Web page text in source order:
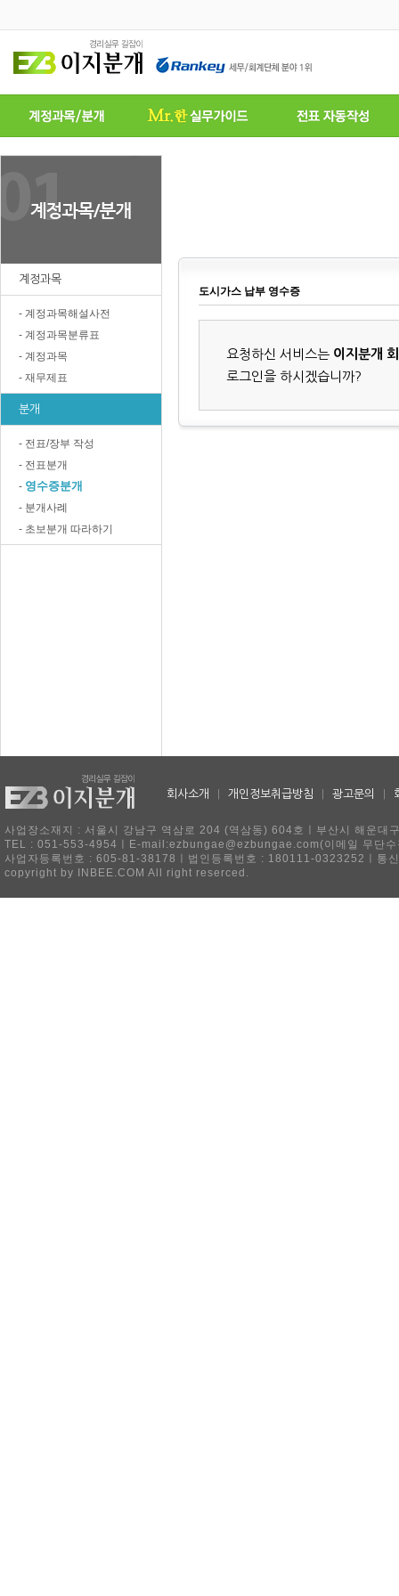
계정과목
- 계정과목해설사전
- 계정과목분류표
- 계정과목
- 재무제표
분개
- 전표/장부 작성
- 전표분개
- 영수증분개
- 분개사례
- 초보분개 따라하기
도시가스 납부 영수증
요청하신 서비스는 이지분개
로그인을 하시겠습니까?
회사소개 개인정보취급방침 광고문의
사업장소재지 : 서울시 강남구 역삼로 204 (역삼동) 604호ㅣ부산시 해운
TEL : 051-553-4954ㅣE-mail:ezbungae@ezbungae.com(이메일 무단수
사업자등록번호 : 605-81-38178ㅣ법인등록번호 : 180111-0323252ㅣ통
copyright by INBEE.COM All right reserced.